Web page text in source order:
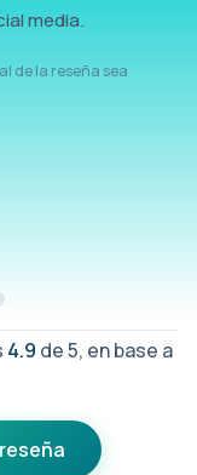
media.
de la reseña sea
4.9 de 5, en base a